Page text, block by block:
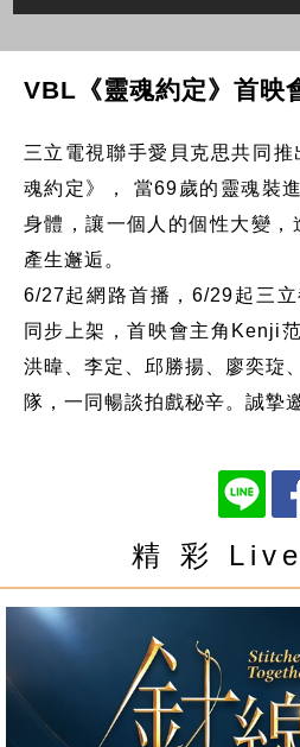
VBL《靈魂約定》首映
三立電視聯手愛貝克思共同
魂約定》， 當69歲的靈魂裝
身體，讓一個人的個性大變
產生邂逅。
6/27起網路首播，6/29起三
同步上架，首映會主角Kenji
洪暐、李定、邱勝揚、廖奕琁
隊，一同暢談拍戲秘辛。誠摯
精 彩